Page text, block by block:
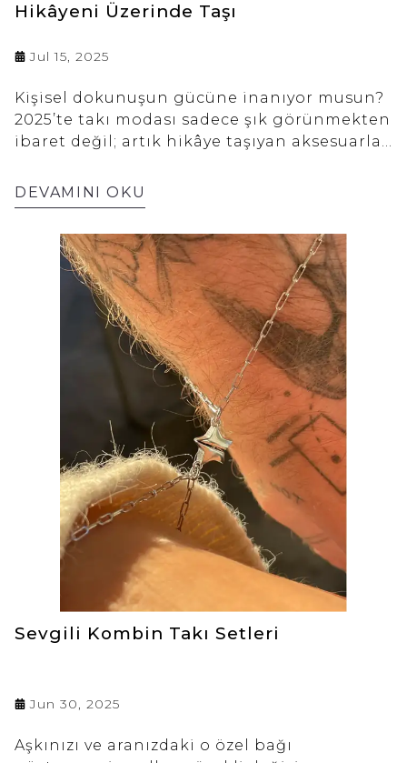
Hikâyeni Üzerinde Taşı
Jul 15, 2025
Kişisel dokunuşun gücüne inanıyor musun?
2025’te takı modası sadece şık görünmekten
ibaret değil; artık hikâye taşıyan aksesuarlar
stilinize anlam katan zarif bir ifade şekli
haline geldi. “Kime ait olduğunu bilen bir
da kuruyor.Reacraft, bu trendin en özel
yorumlarını sunuyor: Takıda isme özel gravür
modası, minimal tasarımlar, zarif
dokunuşlar ve tamamen kişiye özel
hikayesini üzerinde taşıyan ürünler ve daha
fazlası. Bu yazıda, isme özel gravür
modasının yükselişini, kombin önerilerini ve
Reacraft’ın en sevilen ürünlerini
keşfedeceksin.
DEVAMINI OKU
Sevgili Kombin Takı Setleri
Jun 30, 2025
Aşkınızı ve aranızdaki o özel bağı